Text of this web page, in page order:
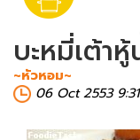
บะหมี่เต้า
~หัวหอม~
06 Oct 2553